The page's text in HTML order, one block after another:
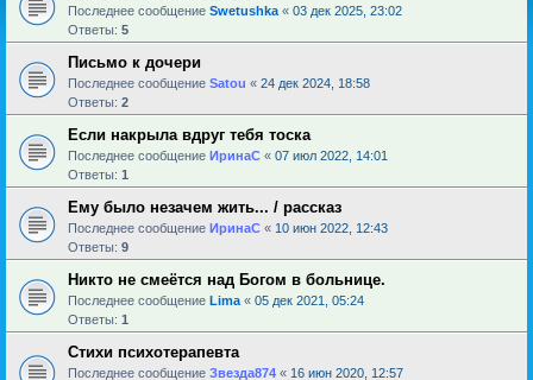
Последнее сообщение Swetushka « 03 дек 2025, 23:02
Ответы: 5
Письмо к дочери
Последнее сообщение Satou « 24 дек 2024, 18:58
Ответы: 2
Если накрыла вдруг тебя тоска
Последнее сообщение ИринаC « 07 июл 2022, 14:01
Ответы: 1
Ему было незачем жить... / рассказ
Последнее сообщение ИринаC « 10 июн 2022, 12:43
Ответы: 9
Никто не смеётся над Богом в больнице.
Последнее сообщение Lima « 05 дек 2021, 05:24
Ответы: 1
Стихи психотерапевта
Последнее сообщение Звезда874 « 16 июн 2020, 12:57